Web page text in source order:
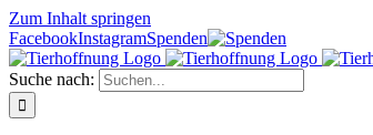
Zum Inhalt springen
FacebookInstagramSpenden
Suche nach: